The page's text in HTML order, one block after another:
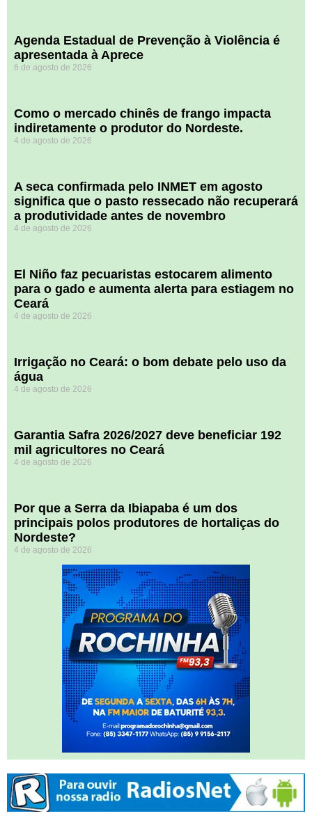
Agenda Estadual de Prevenção à Violência é
apresentada à Aprece
6 de agosto de 2026
​Como o mercado chinês de frango impacta
indiretamente o produtor do Nordeste.
4 de agosto de 2026
A seca confirmada pelo INMET em agosto
significa que o pasto ressecado não recuperará
a produtividade antes de novembro
4 de agosto de 2026
El Niño faz pecuaristas estocarem alimento
para o gado e aumenta alerta para estiagem no
Ceará
4 de agosto de 2026
Irrigação no Ceará: o bom debate pelo uso da
água
4 de agosto de 2026
Garantia Safra 2026/2027 deve beneficiar 192
mil agricultores no Ceará
4 de agosto de 2026
Por que a Serra da Ibiapaba é um dos
principais polos produtores de hortaliças do
Nordeste?
4 de agosto de 2026